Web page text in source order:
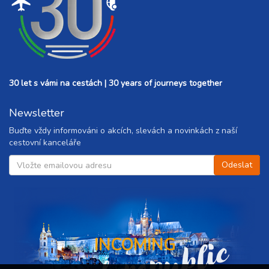
30 let s vámi na cestách | 30 years of journeys together
Newsletter
Buďte vždy informováni o akcích, slevách a novinkách z naší
cestovní kanceláře
INCOMING